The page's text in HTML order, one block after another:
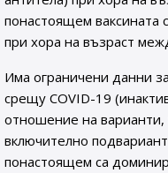
понастоящем ваксината
при хора на възраст
Има ограничени данни
срещу COVID-19
отношение на
включително
понастоящем са